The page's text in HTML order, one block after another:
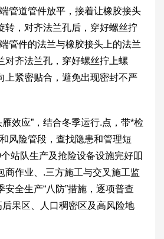
管道管件放平，接着让橡胶接头
转，对齐法兰孔后，穿好螺丝拧
管件的法兰与橡胶接头上的法兰
对齐法兰孔，穿好螺丝拧上螺
上紧密贴合，避免出现密封不严
效应”，结合冬季运行.点，带*检
风险管段，查找隐患和管理短
站队生产及抢险设备设施完好吅
商作业、.三方施工与交叉施工监
全生产“八防”措施，逐项普查
果区、人口稠密区及高风险地